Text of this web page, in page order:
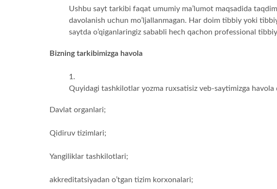
Ushbu sayt tarkibi faqat umumiy ma’lumot maqsadida
davolanish uchun mo’ljallanmagan. Har doim tibbiy yoki
saytda o’qiganlaringiz sababli hech qachon professional
Bizning tarkibimizga havola
Quyidagi tashkilotlar yozma ruxsatisiz veb-saytimizga havola
Davlat organlari;
Qidiruv tizimlari;
Yangiliklar tashkilotlari;
akkreditatsiyadan o’tgan tizim korxonalari;